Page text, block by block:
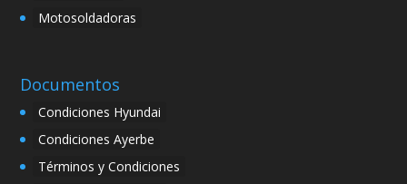
Motosoldadoras
Documentos
Condiciones Hyundai
Condiciones Ayerbe
Términos y Condiciones